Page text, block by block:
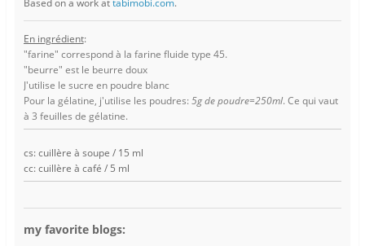
En ingrédient:
"farine" correspond à la farine fluide type 45.
"beurre" est le beurre doux
J'utilise le sucre en poudre blanc
Pour la gélatine, j'utilise les poudres: 5g de poudre=250ml. Ce qui vaut
à 3 feuilles de gélatine.
cs: cuillère à soupe / 15 ml
cc: cuillère à café / 5 ml
my favorite blogs: